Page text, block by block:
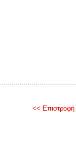
<< Επιστροφή